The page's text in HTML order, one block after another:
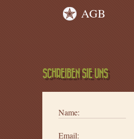
AGB
SCHREIBEN SIE UNS
Name:
Email: